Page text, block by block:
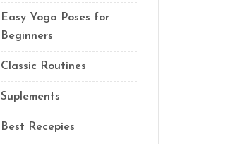
Easy Yoga Poses for
Beginners
Classic Routines
Suplements
Best Recepies